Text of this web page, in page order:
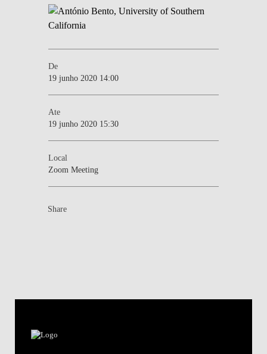
De
19 junho 2020 14:00
Ate
19 junho 2020 15:30
Local
Zoom Meeting
Share